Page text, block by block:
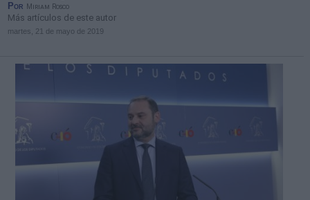
Por Miriam Rosco
Más artículos de este autor
martes, 21 de mayo de 2019